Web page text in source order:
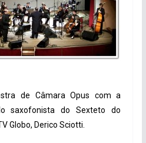
de Câmara Opus com a
saxofonista do Sexteto do
Globo, Derico Sciotti.